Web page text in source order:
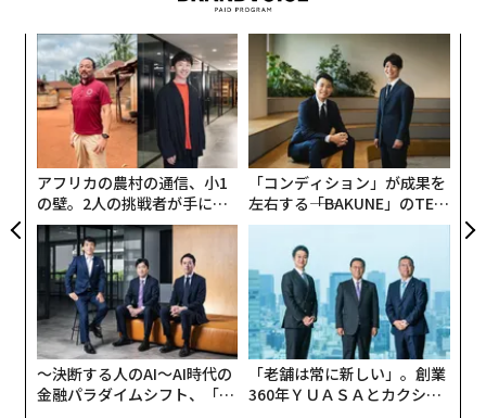
アフリカの農村の通信、小1
の壁。2人の挑戦者が手にし
た「次なる武器」
「コンディション」が成果を
左右する――「BAKUNE」のTEN
TIALが支える「挑戦者の明
〜決断する人のAI〜AI時代の
金融パラダイムシフト、「超
「老舗は常に新しい」。創業
360年ＹＵＡＳＡとカクシン